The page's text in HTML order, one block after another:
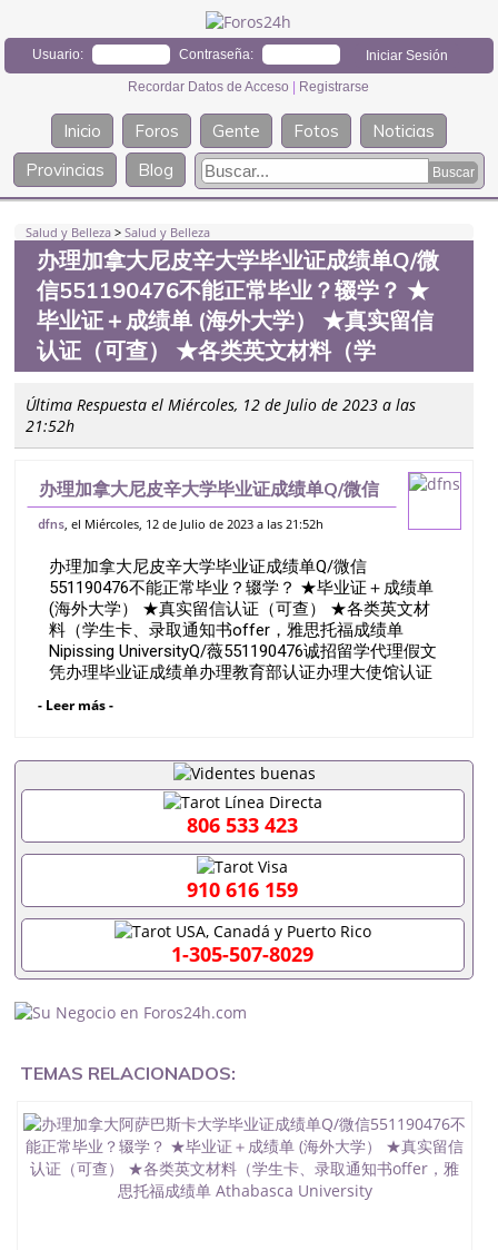
Usuario: Contraseña:
Recordar Datos de Acceso Registrarse
Inicio Foros Gente Fotos
Noticias
Provincias
Blog
Salud y Belleza >Salud y Belleza
办理加拿大尼皮辛大学毕业证成绩单Q/微
信551190476不能正常毕业？辍学？ ★
毕业证＋成绩单 (海外大学） ★真实留信
认证（可查） ★各类英文材料（学
Última Respuesta el Miércoles, 12 de Julio de 2023 a las
21:52h
办理加拿大尼皮辛大学毕业证成绩单Q/微信
551190476不能正常毕业？辍学？ ★毕业
（可查） ★各类英文材料（学
dfns, el Miércoles, 12 de Julio de 2023 a las 21:52h
办理加拿大尼皮辛大学毕业证成绩单Q/微信
551190476不能正常毕业？辍学？ ★毕业证＋成绩单
(海外大学） ★真实留信认证（可查） ★各类英文材
料（学生卡、录取通知书offer，雅思托福成绩单
Nipissing UniversityQ/薇551190476诚招留学代理假文
凭办理毕业证成绩单办理教育部认证办理大使馆认证
学历认证办理学生卡办理录取通知书办理学位证书办
凭办理德国文凭 一、快速办理材料： 1、毕业证+成
绩单+留学回国人员证明+教育部认证,录取通知书，
雅思。（全套留学回国必备证明材料，给父母及亲朋
好友一份完美交代）； 2、雅思、托福，OFFER，在
读证明，学生卡等留学相关材料（申请学校、转学，
甚至是申请工签都可以用到）。 注：上述材料，随时
都可以安排办理，毕业证成绩单，学校，专业，学
位，毕业时间都可以根据客户要求安排。 国内找工作
假的毕业证可以用吗551190476假的毕业证成绩单可
以办学历认证吗551190476要定居国外需要办理什么
材料551190476入职事业单位/国企假的毕业证会查吗
551190476办理假毕业证在国内能用吗, 挂科拿不到毕
辍学、挂科而没有正常毕业551190476您是否因为递
毕业而导致回国得不到教育部认证在校挂科了不想读
了,成绩不理想毕不了业怎么办551190476找工作没有
文凭怎么办,怎么办理本科/研究生文凭551190476如
何办理本科/硕士毕业证551190476网上买文凭可靠吗
551190476哪里可以买国外文凭551190476国外本科
- Leer más -
806 533 423
910 616 159
1-305-507-8029
TEMAS RELACIONADOS: